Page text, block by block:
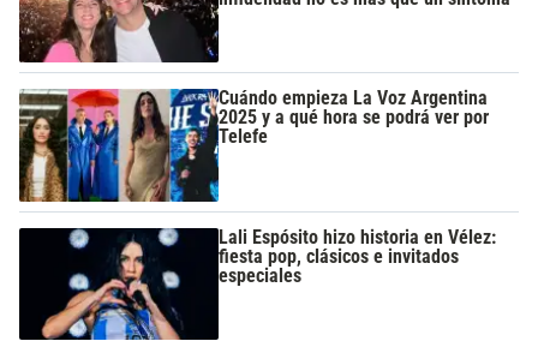
Cuándo empieza La Voz Argentina
2025 y a qué hora se podrá ver por
Telefe
Lali Espósito hizo historia en Vélez:
fiesta pop, clásicos e invitados
especiales